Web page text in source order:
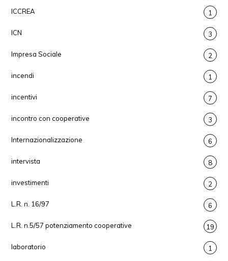
ICCREA 1
ICN 3
Impresa Sociale 2
incendi 1
incentivi 7
incontro con cooperative 3
Internazionalizzazione 6
intervista 8
investimenti 2
L.R. n. 16/97 6
L.R. n.5/57 potenziamento cooperative 19
laboratorio 1